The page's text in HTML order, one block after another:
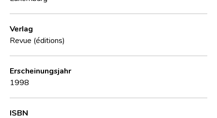
Verlag
Revue (éditions)
Erscheinungsjahr
1998
ISBN